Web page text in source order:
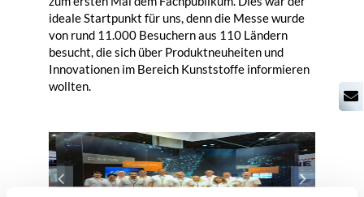
ideale Startpunkt für uns, denn die Messe wurde
von rund 11.000 Besuchern aus 110 Ländern
besucht, die sich über Produktneuheiten und
Innovationen im Bereich Kunststoffe informieren
wollten.